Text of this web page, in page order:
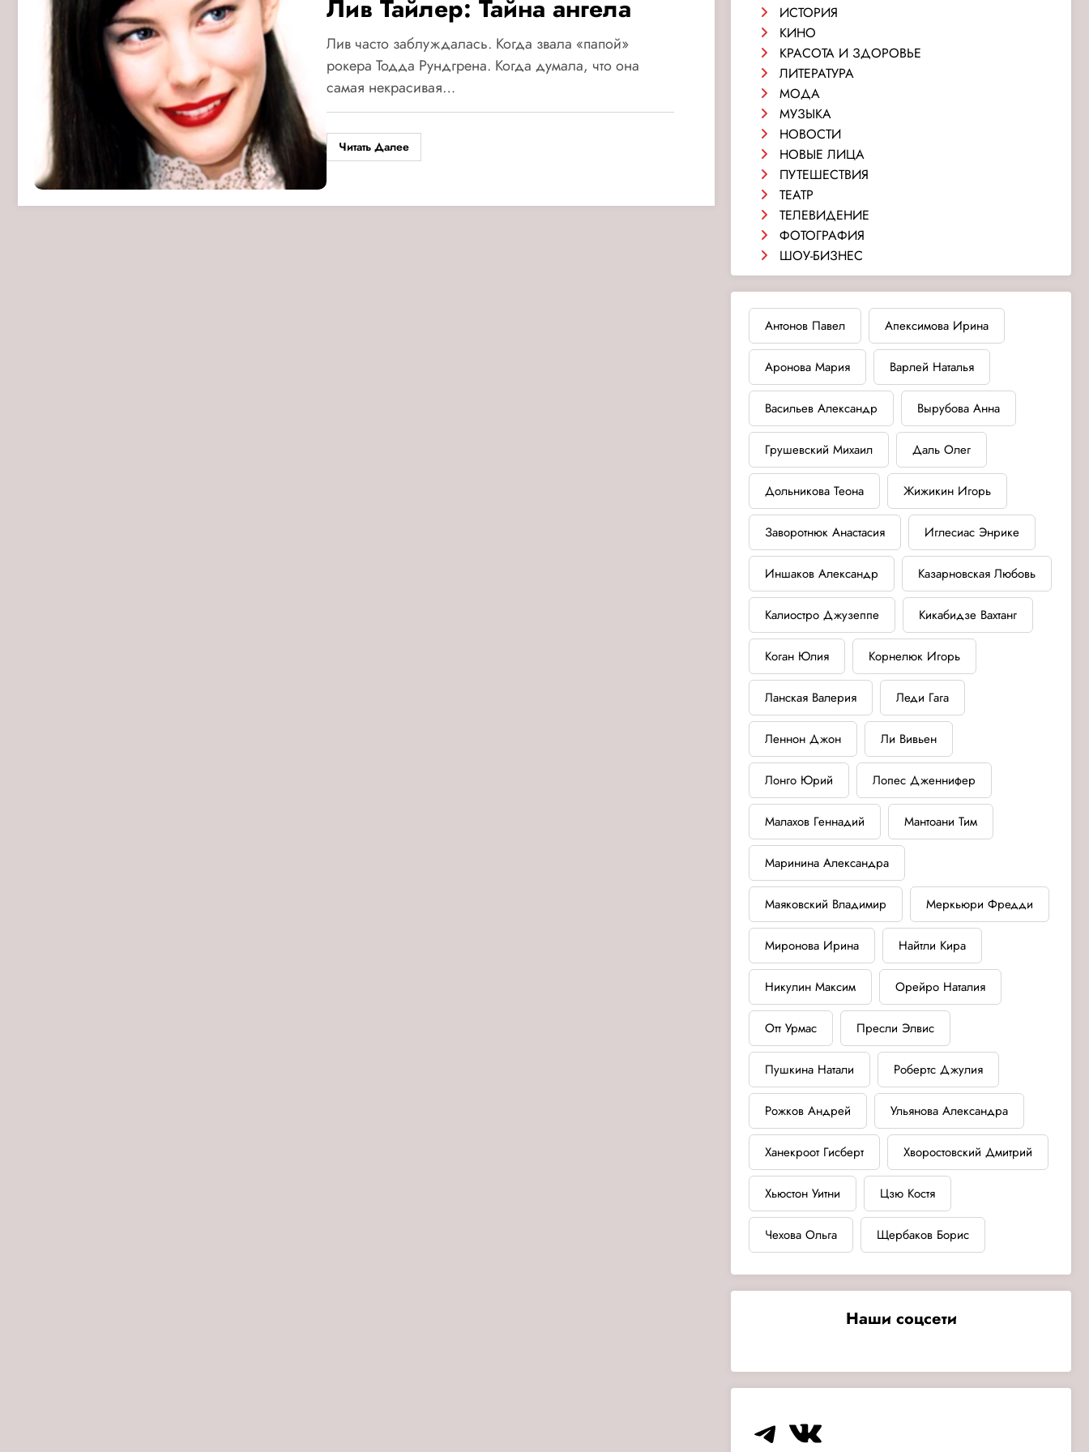
Лив Тайлер: Тайна ангела
Лив часто заблуждалась. Когда звала «папой»
рокера Тодда Рундгрена. Когда думала, что она
самая некрасивая…
Читать Далее
ИСТОРИЯ
КИНО
КРАСОТА И ЗДОРОВЬЕ
ЛИТЕРАТУРА
МОДА
МУЗЫКА
НОВОСТИ
НОВЫЕ ЛИЦА
ПУТЕШЕСТВИЯ
ТЕАТР
ТЕЛЕВИДЕНИЕ
ФОТОГРАФИЯ
ШОУ-БИЗНЕС
Антонов Павел Апексимова Ирина
Аронова Мария Варлей Наталья
Васильев Александр Вырубова Анна
Грушевский Михаил Даль Олег
Дольникова Теона Жижикин Игорь
Заворотнюк Анастасия Иглесиас Энрике
Иншаков Александр Казарновская Любовь
Калиостро Джузеппе Кикабидзе Вахтанг
Коган Юлия Корнелюк Игорь
Ланская Валерия Леди Гага
Леннон Джон Ли Вивьен
Лонго Юрий Лопес Дженнифер
Малахов Геннадий Мантоани Тим
Маринина Александра
Маяковский Владимир Меркьюри Фредди
Миронова Ирина Найтли Кира
Никулин Максим Орейро Наталия
Отт Урмас Пресли Элвис
Пушкина Натали Робертс Джулия
Рожков Андрей Ульянова Александра
Ханекроот Гисберт Хворостовский Дмитрий
Хьюстон Уитни Цзю Костя
Чехова Ольга Щербаков Борис
Наши соцсети
Telegram
VK